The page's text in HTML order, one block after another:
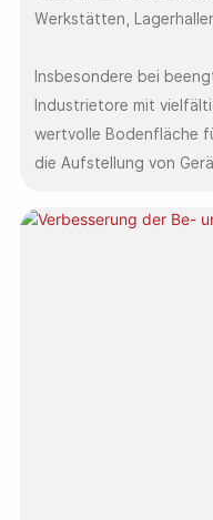
Werkstätten,
Insbesondere bei
Industrietore mit
wertvolle Bodenfläche
die Aufstellung von